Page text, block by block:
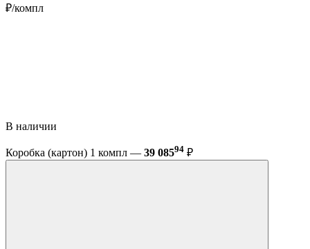
₽/компл
В наличии
Коробка (картон) 1 компл — 39 08594 ₽